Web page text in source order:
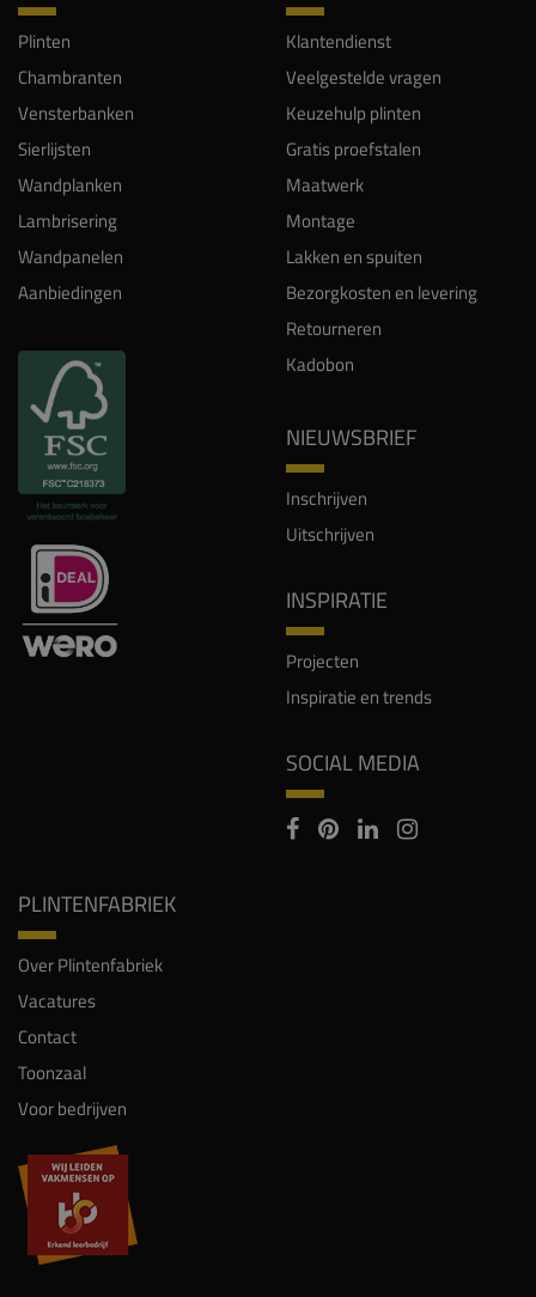
Plinten
Chambranten
Vensterbanken
Sierlijsten
Wandplanken
Lambrisering
Wandpanelen
Aanbiedingen
Klantendienst
Veelgestelde vragen
Keuzehulp plinten
Gratis proefstalen
Maatwerk
Montage
Lakken en spuiten
Bezorgkosten en levering
Retourneren
Kadobon
NIEUWSBRIEF
Inschrijven
Uitschrijven
INSPIRATIE
Projecten
Inspiratie en trends
SOCIAL MEDIA
PLINTENFABRIEK
Over Plintenfabriek
Vacatures
Contact
Toonzaal
Voor bedrijven